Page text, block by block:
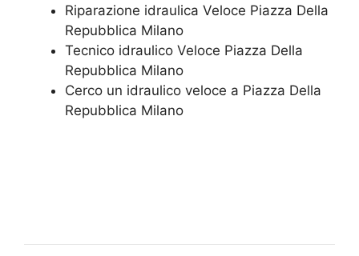
Riparazione idraulica Veloce Piazza Della
Repubblica Milano
Tecnico idraulico Veloce Piazza Della
Repubblica Milano
Cerco un idraulico veloce a Piazza Della
Repubblica Milano